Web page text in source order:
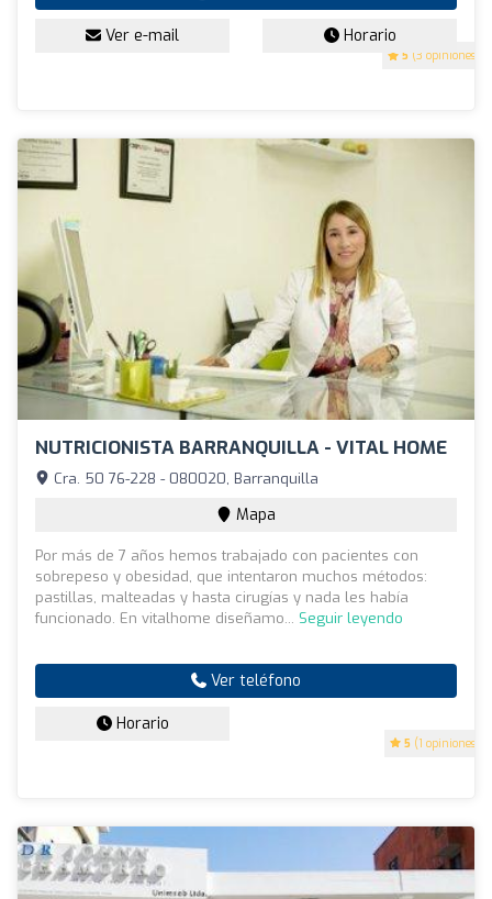
5 (3 opiniones)
Ver e-mail Horario
NUTRICIONISTA BARRANQUILLA - VITAL HOME
5 (1 opiniones)
Cra. 50 76-228 - 080020, Barranquilla
Mapa
Por más de 7 años hemos trabajado con pacientes con
sobrepeso y obesidad, que intentaron muchos métodos:
pastillas, malteadas y hasta cirugías y nada les había
funcionado. En vitalhome diseñamo... Seguir leyendo
Ver teléfono
Horario